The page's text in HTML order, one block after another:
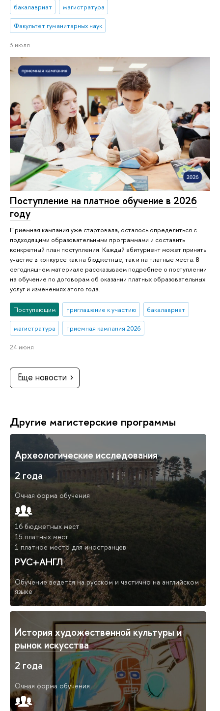
бакалавриат магистратура
Факультет гуманитарных наук
3 июля
Поступление на платное обучение в 2026
году
Приемная кампания уже стартовала, осталось определиться с
подходящими образовательными программами и составить
конкретный план поступления. Каждый абитуриент может принять
участие в конкурсе как на бюджетные, так и на платные места. В
сегодняшнем материале рассказываем подробнее о поступлении
на обучение по договорам об оказании платных образовательных
услуг и изменениях этого года.
Поступающим приглашение к участию бакалавриат
магистратура приемная кампания 2026
24 июня
Еще новости
Другие магистерские программы
Археологические исследования
2 года
Очная форма обучения
16 бюджетных мест
15 платных мест
1 платное место для иностранцев
РУС+АНГЛ
Обучение ведется на русском и частично на английском
языке
История художественной культуры и
рынок искусства
2 года
Очная форма обучения